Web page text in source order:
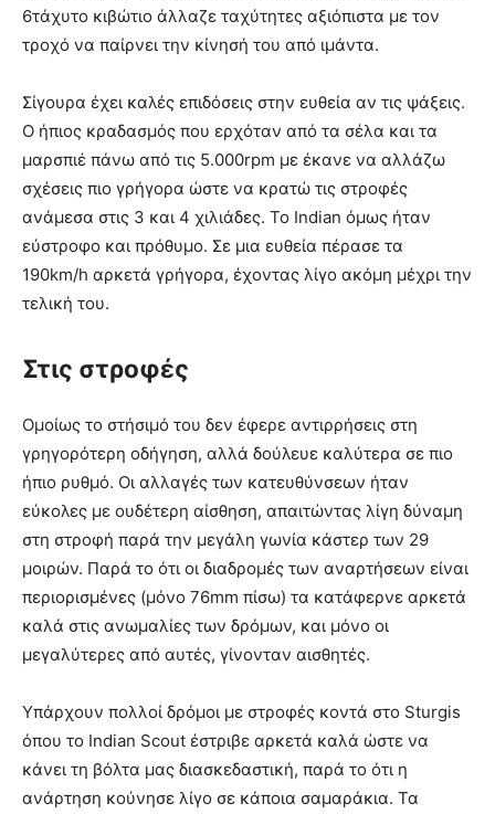
6τάχυτο κιβώτιο άλλαζε ταχύτητες αξιόπιστα με τον
τροχό να παίρνει την κίνησή του από ιμάντα.
Σίγουρα έχει καλές επιδόσεις στην ευθεία αν τις ψάξεις.
Ο ήπιος κραδασμός που ερχόταν από τα σέλα και τα
μαρσπιέ πάνω από τις 5.000rpm με έκανε να αλλάζω
σχέσεις πιο γρήγορα ώστε να κρατώ τις στροφές
ανάμεσα στις 3 και 4 χιλιάδες. Το Indian όμως ήταν
εύστροφο και πρόθυμο. Σε μια ευθεία πέρασε τα
190km/h αρκετά γρήγορα, έχοντας λίγο ακόμη μέχρι την
τελική του.
Στις στροφές
Ομοίως το στήσιμό του δεν έφερε αντιρρήσεις στη
γρηγορότερη οδήγηση, αλλά δούλευε καλύτερα σε πιο
ήπιο ρυθμό. Οι αλλαγές των κατευθύνσεων ήταν
εύκολες με ουδέτερη αίσθηση, απαιτώντας λίγη δύναμη
στη στροφή παρά την μεγάλη γωνία κάστερ των 29
μοιρών. Παρά το ότι οι διαδρομές των αναρτήσεων είναι
περιορισμένες (μόνο 76mm πίσω) τα κατάφερνε αρκετά
καλά στις ανωμαλίες των δρόμων, και μόνο οι
μεγαλύτερες από αυτές, γίνονταν αισθητές.
Υπάρχουν πολλοί δρόμοι με στροφές κοντά στο Sturgis
όπου το Indian Scout έστριβε αρκετά καλά ώστε να
κάνει τη βόλτα μας διασκεδαστική, παρά το ότι η
ανάρτηση κούνησε λίγο σε κάποια σαμαράκια. Τα